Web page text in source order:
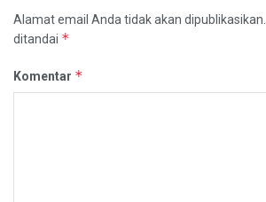
Alamat email Anda tidak akan dipublikasikan.
ditandai *
Komentar *